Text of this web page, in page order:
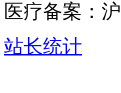
医疗备案：
站长统计